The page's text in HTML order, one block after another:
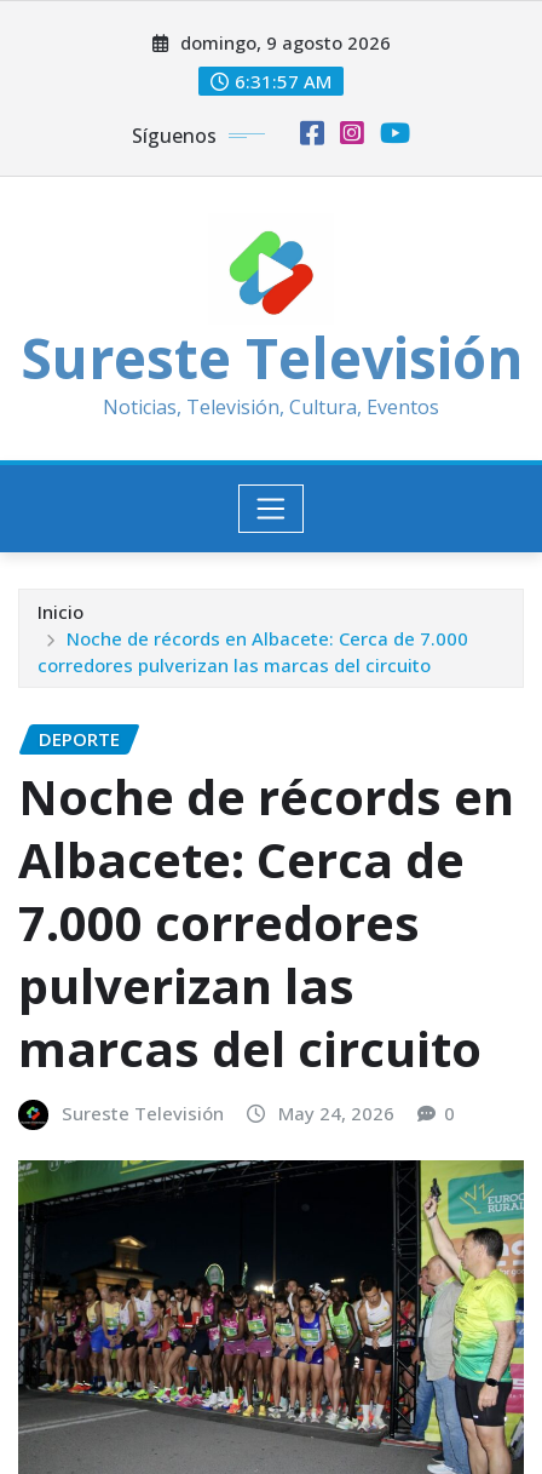
domingo, 9 agosto 2026
6:31:59 AM
Síguenos
Sureste Televisión
Noticias, Televisión, Cultura, Eventos
Inicio
Noche de récords en Albacete: Cerca de 7.000
corredores pulverizan las marcas del circuito
DEPORTE
Noche de récords en
Albacete: Cerca de
7.000 corredores
pulverizan las
marcas del circuito
Sureste Televisión May 24, 2026 0